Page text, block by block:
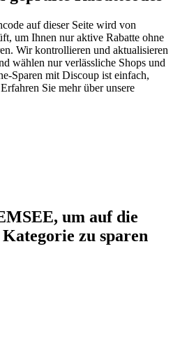
auf dieser Seite wird von
um Ihnen nur aktive Rabatte ohne
Wir kontrollieren und aktualisieren
wählen nur verlässliche Shops und
Sparen mit Discoup ist einfach,
Sie mehr über unsere
um auf die
zu sparen